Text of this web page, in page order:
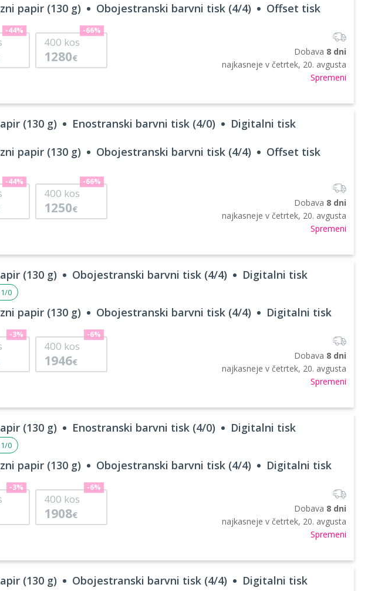
papir (130 g) Obojestranski barvni tisk (4/4) Offset tisk
-44%
400 kos
1280€
-66%
Dobava 8 dni
najkasneje v četrtek, 20. avgusta
Spremeni
(130 g) Enostranski barvni tisk (4/0) Digitalni tisk
papir (130 g) Obojestranski barvni tisk (4/4) Offset tisk
-44%
400 kos
1250€
-66%
Dobava 8 dni
najkasneje v četrtek, 20. avgusta
Spremeni
(130 g) Obojestranski barvni tisk (4/4) Digitalni tisk
0
papir (130 g) Obojestranski barvni tisk (4/4) Digitalni tisk
-3%
400 kos
1946€
-6%
Dobava 8 dni
najkasneje v četrtek, 20. avgusta
Spremeni
(130 g) Enostranski barvni tisk (4/0) Digitalni tisk
0
papir (130 g) Obojestranski barvni tisk (4/4) Digitalni tisk
-3%
400 kos
1908€
-6%
Dobava 8 dni
najkasneje v četrtek, 20. avgusta
Spremeni
(130 g) Obojestranski barvni tisk (4/4) Digitalni tisk